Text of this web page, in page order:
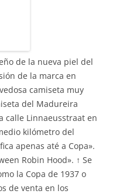
de la nueva piel del
de la marca en
camiseta muy
del Madureira
calle Linnaeusstraat en
kilómetro del
apenas até a Copa».
Robin Hood». ↑ Se
la Copa de 1937 o
de venta en los